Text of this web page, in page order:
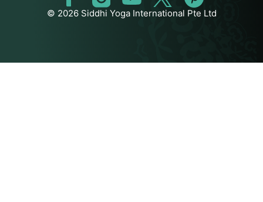
© 2026 Siddhi Yoga International Pte Ltd